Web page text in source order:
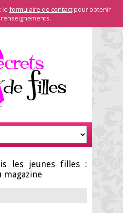
le formulaire de contactpour obtenir
les jeunes filles :
magazine